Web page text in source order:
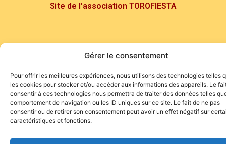
Gérer le consentement
Pour offrir les meilleures expériences, nous utilisons des technologies telles
les cookies pour stocker et/ou accéder aux informations des appareils. Le
consentir à ces technologies nous permettra de traiter des données telles
comportement de navigation ou les ID uniques sur ce site. Le fait de ne pas
consentir ou de retirer son consentement peut avoir un effet négatif sur
caractéristiques et fonctions.
Site de l'association TOROFIESTA